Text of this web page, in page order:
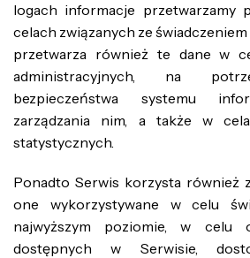
logach informacje przetwarzamy
celach związanych ze
przetwarza również te dane w
administracyjnych, na
bezpieczeństwa systemu
zarządzania nim, a także w
statystycznych.
Ponadto Serwis korzysta również
one wykorzystywane w celu
najwyższym poziomie, w celu
dostępnych w Serwisie,